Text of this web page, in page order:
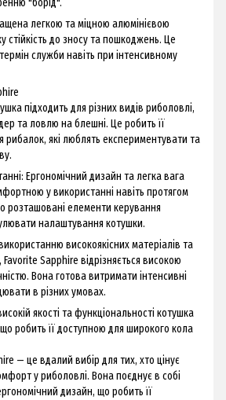
"борід".
легкою та міцною алюмінієвою
стійкість до зносу та пошкоджень. Це
служби навіть при інтенсивному
підходить для різних видів риболовлі,
та ловлю на блешні. Це робить її
рибалок, які люблять експериментувати та
Ергономічний дизайн та легка вага
у використанні навіть протягом
розташовані елементи керування
налаштування котушки.
високоякісних матеріалів та
Sapphire відрізняється високою
Вона готова витримати інтенсивні
в різних умовах.
якості та функціональності котушка
робить її доступною для широкого кола
— це вдалий вибір для тих, хто цінує
у риболовлі. Вона поєднує в собі
дизайн, що робить її